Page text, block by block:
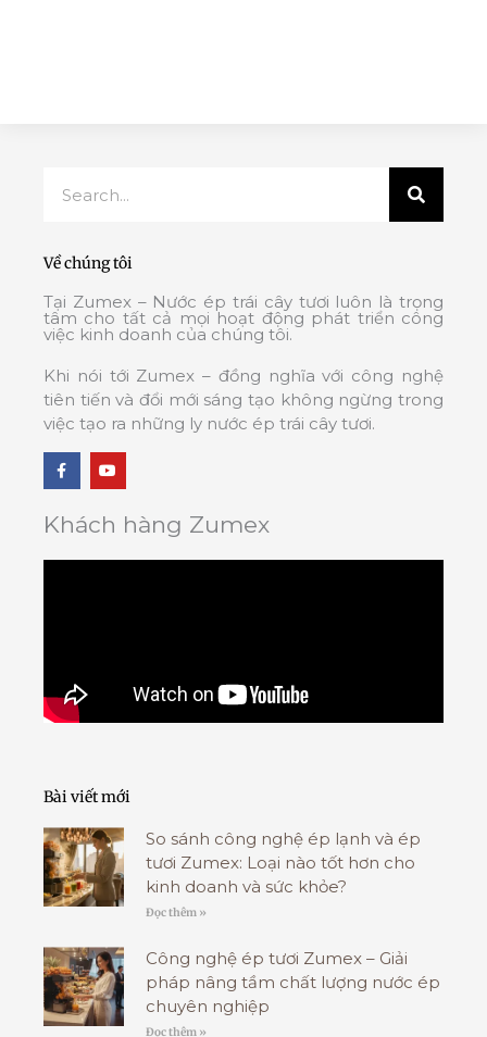
Về chúng tôi
Tại Zumex – Nước ép trái cây tươi luôn là trọng
tâm cho tất cả mọi hoạt động phát triển công
việc kinh doanh của chúng tôi.
Khi nói tới Zumex – đồng nghĩa với công nghệ
tiên tiến và đổi mới sáng tạo không ngừng trong
việc tạo ra những ly nước ép trái cây tươi.
F
a
c
b
o
k
Y
o
u
u
b
Khách hàng Zumex
Bài viết mới
So sánh công nghệ ép lạnh và ép
tươi Zumex: Loại nào tốt hơn cho
kinh doanh và sức khỏe?
Đọc thêm »
Công nghệ ép tươi Zumex – Giải
pháp nâng tầm chất lượng nước ép
chuyên nghiệp
Đọc thêm »